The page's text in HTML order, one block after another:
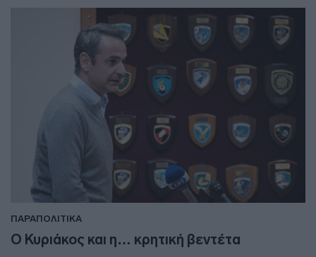
ΠΑΡΑΠΟΛΙΤΙΚΑ
Ο Κυριάκος και η… κρητική βεντέτα